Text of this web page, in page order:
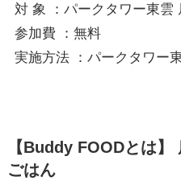
対 象 ：パークタワー東雲
参加費 ：無料
実施方法 ：パークタワー
【Buddy FOODとは
ごはん